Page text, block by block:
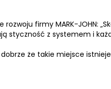
firmy MARK-JOHN:
z systemem i
że takie miejsce